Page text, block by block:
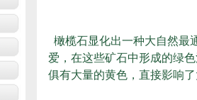
橄榄石显化出一种大自然最
爱，在这些矿石中形成的绿
俱有大量的黄色，直接影响